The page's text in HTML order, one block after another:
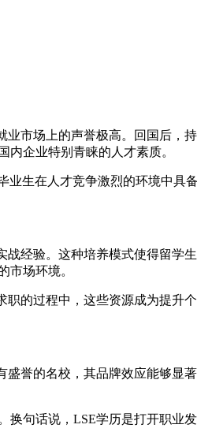
市场上的声誉极高。回国后，
企业特别青睐的人才素质。
业生在人才竞争激烈的环境中具
经验。这种培养模式使得留学
市场环境。
的过程中，这些资源成为提升
誉的名校，其品牌效应能够显
句话说，LSE学历是打开职业发